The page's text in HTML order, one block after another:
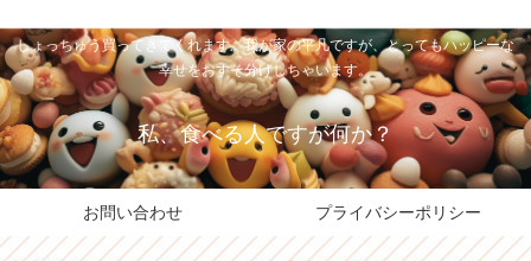
しょっちゅう買ってきてくれます。我が家の平凡ですが、とってもハッピーな
幸せをおすそ分けしちゃいます。
私、食べる人ですが何か？
お問い合わせ プライバシーポリシー